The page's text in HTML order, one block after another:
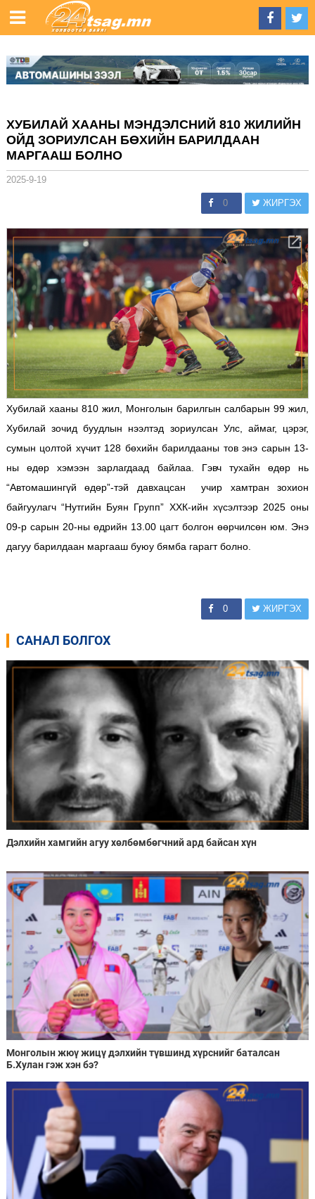
ХУБИЛАЙ ХААНЫ МЭНДЭЛСНИЙ 810 ЖИЛИЙН
ОЙД ЗОРИУЛСАН БӨХИЙН БАРИЛДААН
МАРГААШ БОЛНО
2025-9-19
0 ЖИРГЭХ
Хубилай хааны 810 жил, Монголын барилгын салбарын 99 жил,
Хубилай зочид буудлын нээлтэд зориулсан Улс, аймаг, цэрэг,
сумын цолтой хүчит 128 бөхийн барилдааны тов энэ сарын 13-
ны өдөр хэмээн зарлагдаад байлаа. Гэвч тухайн өдөр нь
“Автомашингүй өдөр”-тэй давхацсан учир хамтран зохион
байгуулагч “Нутгийн Буян Групп” ХХК-ийн хүсэлтээр 2025 оны
09-р сарын 20-ны өдрийн 13.00 цагт болгон өөрчилсөн юм. Энэ
дагуу барилдаан маргааш буюу бямба гарагт болно.
0 ЖИРГЭХ
САНАЛ БОЛГОХ
Дэлхийн хамгийн агуу хөлбөмбөгчний ард байсан хүн
Монголын жюү жицү дэлхийн түвшинд хүрснийг баталсан
Б.Хулан гэж хэн бэ?